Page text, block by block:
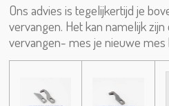
Ons advies is tegelijkertijd je
vervangen. Het kan namelijk
vervangen- mes je nieuwe mes